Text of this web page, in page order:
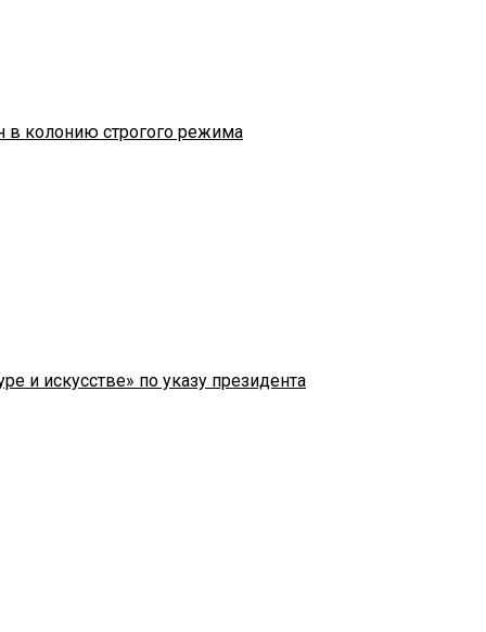
в колонию строгого режима
и искусстве» по указу президента